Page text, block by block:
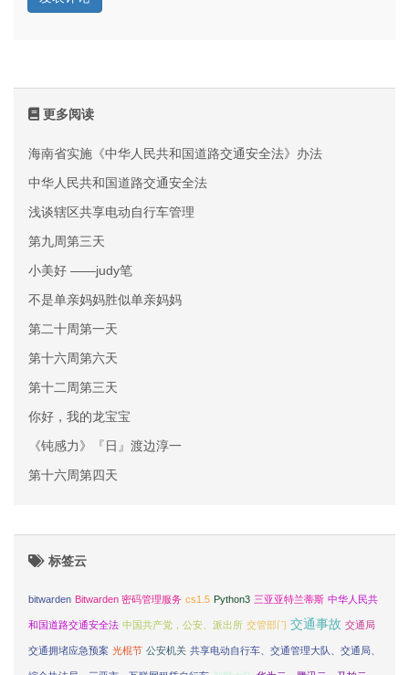
更多阅读
海南省实施《中华人民共和国道路交通安全法》办法
中华人民共和国道路交通安全法
浅谈辖区共享电动自行车管理
第九周第三天
小美好 ——judy笔
不是单亲妈妈胜似单亲妈妈
第二十周第一天
第十六周第六天
第十二周第三天
你好，我的龙宝宝
《钝感力》『日』渡边淳一
第十六周第四天
标签云
bitwarden Bitwarden 密码管理服务 cs1.5 Python3 三亚亚特兰蒂斯 中华人民共
和国道路交通安全法 中国共产党，公安、派出所 交管部门 交通事故 交通局
交通拥堵应急预案 光棍节 公安机关 共享电动自行车、交通管理大队、交通局、